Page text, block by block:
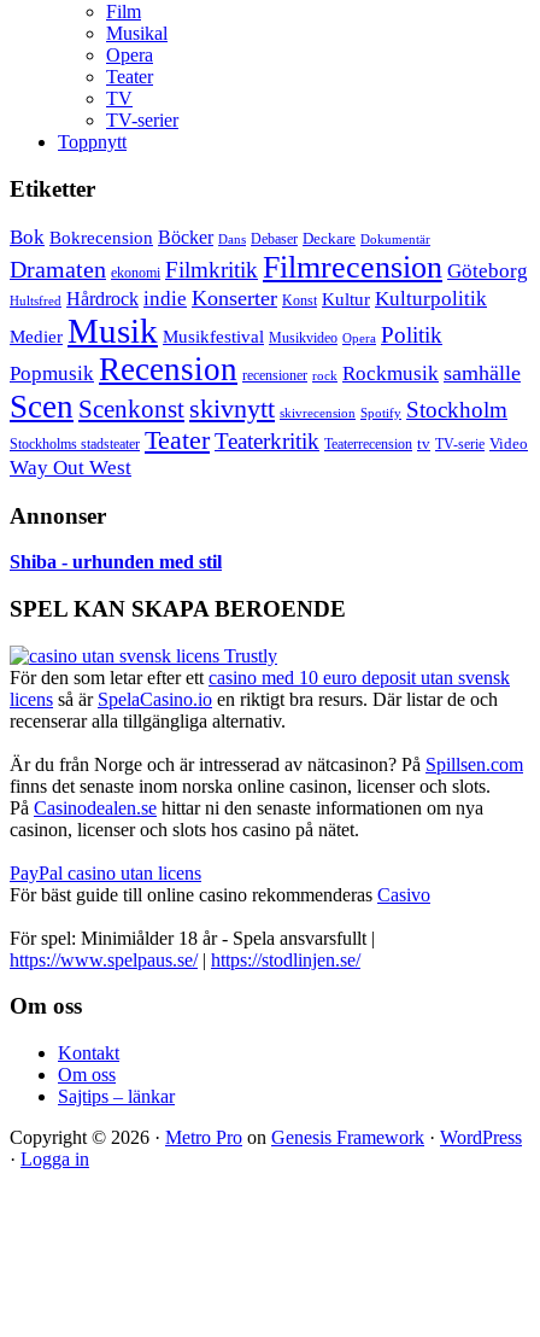
Film
Musikal
Opera
Teater
TV
TV-serier
Toppnytt
Etiketter
Bok Bokrecension Böcker Dans Debaser Deckare Dokumentär
Dramaten ekonomi Filmkritik Filmrecension Göteborg
Hultsfred Hårdrock indie Konserter Konst Kultur Kulturpolitik
Medier Musik Musikfestival Musikvideo Opera Politik
Popmusik Recension recensioner rock Rockmusik samhälle
Scen Scenkonst skivnytt skivrecension Spotify Stockholm
Stockholms stadsteater TeaterTeaterkritik Teaterrecension tv TV-serie Video
Way Out West
Annonser
Shiba - urhunden med stil
SPEL KAN SKAPA BEROENDE
För den som letar efter ett casino med 10 euro deposit utan svensk
licens så är SpelaCasino.io en riktigt bra resurs. Där listar de och
recenserar alla tillgängliga alternativ.
Är du från Norge och är intresserad av nätcasinon? På Spillsen.com
finns det senaste inom norska online casinon, licenser och slots.
På Casinodealen.se hittar ni den senaste informationen om nya
casinon, licenser och slots hos casino på nätet.
PayPal casino utan licens
För bäst guide till online casino rekommenderas Casivo
För spel: Minimiålder 18 år - Spela ansvarsfullt |
https://www.spelpaus.se/| https://stodlinjen.se/
Footer
Om oss
Kontakt
Om oss
Sajtips – länkar
Copyright © 2026 · Metro Pro on Genesis Framework · WordPress
· Logga in